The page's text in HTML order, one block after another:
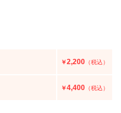
￥2,200 （税込）
￥4,400 （税込）